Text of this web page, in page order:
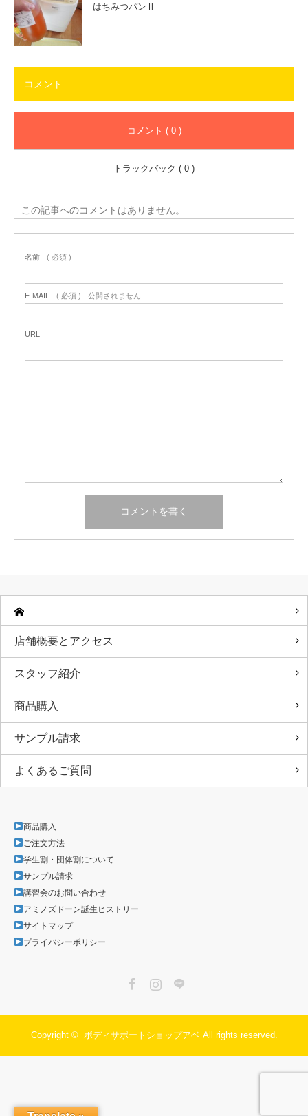
はちみつパンⅡ
コメント
コメント ( 0 )
トラックバック ( 0 )
この記事へのコメントはありません。
名前 ( 必須 )
E-MAIL ( 必須 ) - 公開されません -
URL
店舗概要とアクセス
スタッフ紹介
商品購入
サンプル請求
よくあるご質問
商品購入
ご注文方法
学生割・団体割について
サンプル請求
講習会のお問い合わせ
アミノズドーン誕生ヒストリー
サイトマップ
プライバシーポリシー
Copyright © ボディサポートショップアベAll rights reserved.